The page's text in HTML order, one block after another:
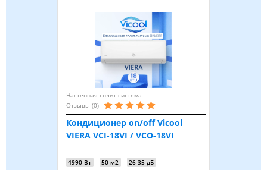
Настенная сплит-система
Отзывы (0)
Кондиционер on/off Vicool
VIERA VCI-18VI / VCO-18VI
4990 Вт 50 м2 26-35 дБ